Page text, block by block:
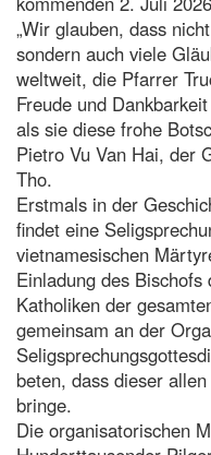
„Wir glauben, dass
sondern auch viele
weltweit, die Pfarrer
Freude und
als sie diese frohe
Pietro Vu Van Hai, der
Tho.
Erstmals in der
findet eine
vietnamesischen
Einladung des
Katholiken der
gemeinsam an der
beten, dass dieser
bringe.
Die organisatorischen